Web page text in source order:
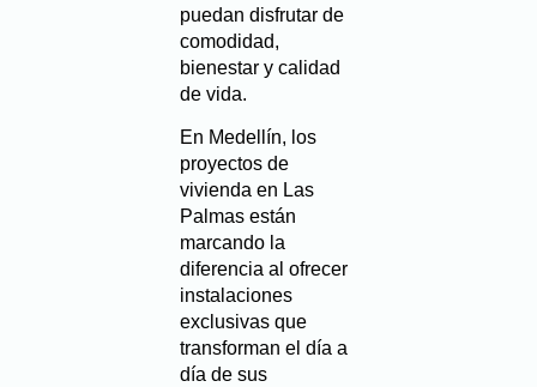
puedan disfrutar de
comodidad,
bienestar y calidad
de vida.
En Medellín, los
proyectos de
vivienda en Las
Palmas están
marcando la
diferencia al ofrecer
instalaciones
exclusivas que
transforman el día a
día de sus